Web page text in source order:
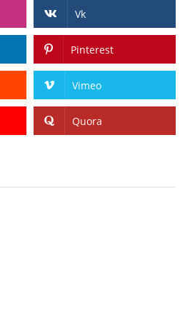
Vk
Pinterest
Vimeo
Quora